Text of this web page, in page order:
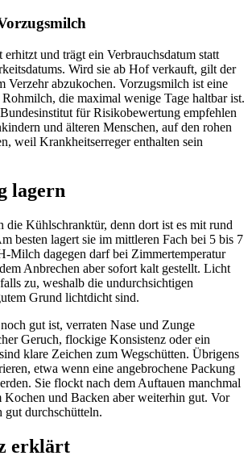
und trägt ein Verbrauchsdatum statt
Wird sie ab Hof verkauft, gilt der
Verzehr abzukochen. Vorzugsmilch ist eine
die maximal wenige Tage haltbar ist.
für Risikobewertung empfehlen
und älteren Menschen, auf den rohen
weil Krankheitserreger enthalten sein
lagern
Kühlschranktür, denn dort ist es mit rund
besten lagert sie im mittleren Fach bei 5 bis 7
Milch dagegen darf bei Zimmertemperatur
Anbrechen aber sofort kalt gestellt. Licht
zu, weshalb die undurchsichtigen
Grund lichtdicht sind.
gut ist, verraten Nase und Zunge
Geruch, flockige Konsistenz oder ein
klare Zeichen zum Wegschütten. Übrigens
etwa wenn eine angebrochene Packung
Sie flockt nach dem Auftauen manchmal
Kochen und Backen aber weiterhin gut. Vor
gut durchschütteln.
erklärt